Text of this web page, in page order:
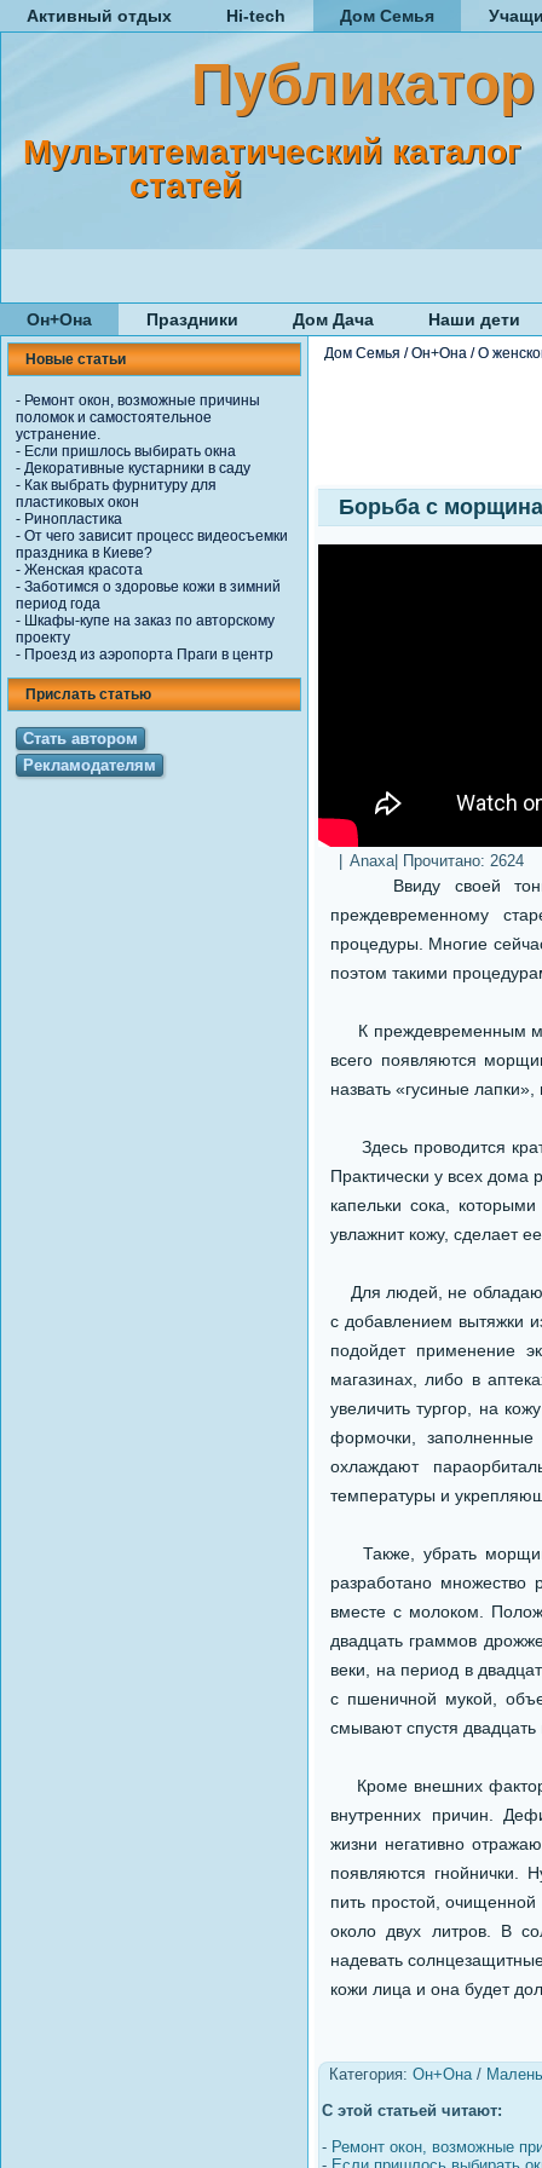
Активный отдых Hi-tech Дом Семья
Публикатор
Мультитематический каталог
статей
Он+Она Праздники Дом Дача Наши дети
Новые статьи
- Ремонт окон, возможные причины
поломок и самостоятельное
устранение.
- Если пришлось выбирать окна
- Декоративные кустарники в саду
- Как выбрать фурнитуру для
пластиковых окон
- Ринопластика
- От чего зависит процесс видеосъемки
праздника в Киеве?
- Женская красота
- Заботимся о здоровье кожи в зимний
период года
- Шкафы-купе на заказ по авторскому
проекту
- Проезд из аэропорта Праги в центр
Прислать статью
Стать автором
Рекламодателям
Дом Семья /Он+Она /О
Борьба с
Anaxa| Прочитано: 2624
Ввиду своей
преждевременному
процедуры. Многие
поэтом такими
К преждевременным
всего появляются
назвать «гусиные
Здесь проводится
Практически у всех дома
капельки сока,
увлажнит кожу, сделает
Для людей, не
с добавлением вытяжки
подойдет применение
магазинах, либо в
увеличить тургор, на
формочки,
охлаждают
температуры и
Также, убрать
разработано множество
вместе с молоком.
двадцать граммов
веки, на период в
с пшеничной мукой,
смывают спустя двадцать
Кроме внешних
внутренних причин.
жизни негативно
появляются гнойнички.
пить простой, очищенной
около двух литров. В
надевать
кожи лица и она будет
Категория: Он+Она/
С этой статьей читают:
- Ремонт окон, возможные